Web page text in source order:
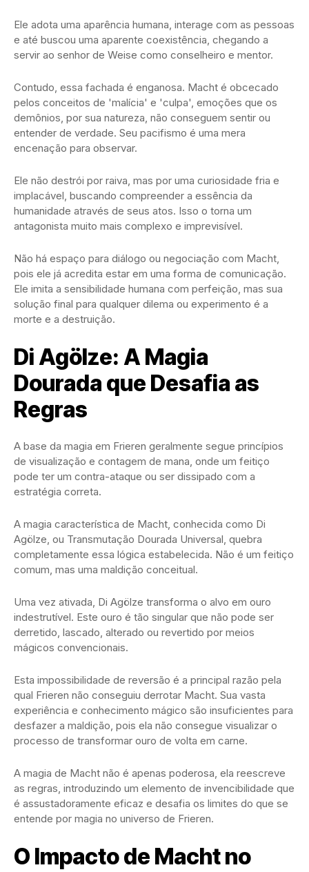
Ele adota uma aparência humana, interage com as pessoas
e até buscou uma aparente coexistência, chegando a
servir ao senhor de Weise como conselheiro e mentor.
Contudo, essa fachada é enganosa. Macht é obcecado
pelos conceitos de 'malícia' e 'culpa', emoções que os
demônios, por sua natureza, não conseguem sentir ou
entender de verdade. Seu pacifismo é uma mera
encenação para observar.
Ele não destrói por raiva, mas por uma curiosidade fria e
implacável, buscando compreender a essência da
humanidade através de seus atos. Isso o torna um
antagonista muito mais complexo e imprevisível.
Não há espaço para diálogo ou negociação com Macht,
pois ele já acredita estar em uma forma de comunicação.
Ele imita a sensibilidade humana com perfeição, mas sua
solução final para qualquer dilema ou experimento é a
morte e a destruição.
Di Agölze: A Magia
Dourada que Desafia as
Regras
A base da magia em Frieren geralmente segue princípios
de visualização e contagem de mana, onde um feitiço
pode ter um contra-ataque ou ser dissipado com a
estratégia correta.
A magia característica de Macht, conhecida como Di
Agölze, ou Transmutação Dourada Universal, quebra
completamente essa lógica estabelecida. Não é um feitiço
comum, mas uma maldição conceitual.
Uma vez ativada, Di Agölze transforma o alvo em ouro
indestrutível. Este ouro é tão singular que não pode ser
derretido, lascado, alterado ou revertido por meios
mágicos convencionais.
Esta impossibilidade de reversão é a principal razão pela
qual Frieren não conseguiu derrotar Macht. Sua vasta
experiência e conhecimento mágico são insuficientes para
desfazer a maldição, pois ela não consegue visualizar o
processo de transformar ouro de volta em carne.
A magia de Macht não é apenas poderosa, ela reescreve
as regras, introduzindo um elemento de invencibilidade que
é assustadoramente eficaz e desafia os limites do que se
entende por magia no universo de Frieren.
O Impacto de Macht no